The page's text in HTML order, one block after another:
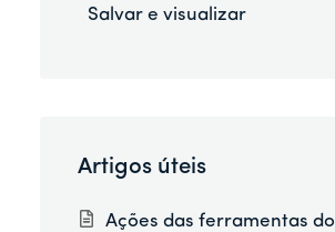
Salvar e visualizar
Artigos úteis
Ações das ferramentas do